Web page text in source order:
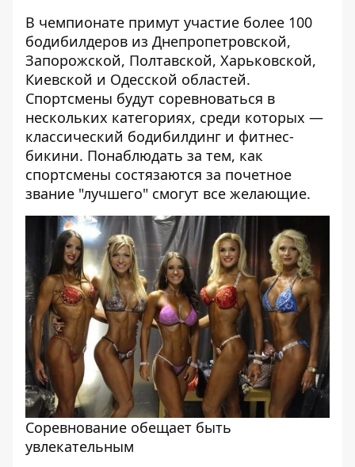
В чемпионате примут участие более 100
бодибилдеров из Днепропетровской,
Запорожской, Полтавской, Харьковской,
Киевской и Одесской областей.
Спортсмены будут соревноваться в
нескольких категориях, среди которых —
классический бодибилдинг и фитнес-
бикини. Понаблюдать за тем, как
спортсмены состязаются за почетное
звание "лучшего" смогут все желающие.
Соревнование обещает быть
увлекательным